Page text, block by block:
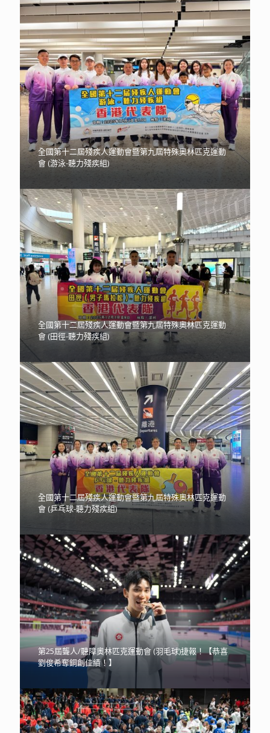
全國第十二屆殘疾人運動會暨第九屆特殊奧林匹克運動
會 (游泳-聽力殘疾組)
全國第十二屆殘疾人運動會暨第九屆特殊奧林匹克運動
會 (田徑-聽力殘疾組)
全國第十二屆殘疾人運動會暨第九屆特殊奧林匹克運動
會 (乒乓球-聽力殘疾組)
第25屆聾人/聽障奧林匹克運動會 (羽毛球)捷報！【恭喜
劉俊希奪銅創佳績！】